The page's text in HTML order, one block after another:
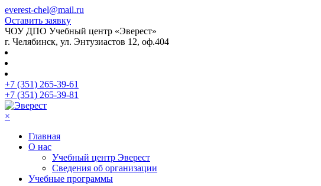
everest-chel@mail.ru
Оставить заявку
ЧОУ ДПО Учебный центр «Эверест»
г. Челябинск, ул. Энтузиастов 12, оф.404
+7 (351) 265-39-61
+7 (351) 265-39-81
×
Главная
О нас
Учебный центр Эверест
Сведения об организации
Учебные программы